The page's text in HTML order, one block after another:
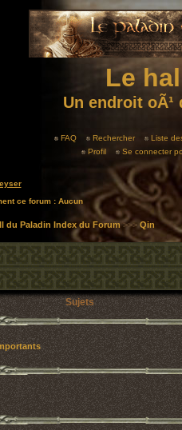
Le
Un endroit
FAQ Rechercher
Liste
Profil
Se connecter
ce forum : Aucun
du Paladin Index du Forum>>> Qin
Sujets